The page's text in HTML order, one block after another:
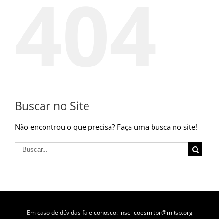
Buscar no Site
Não encontrou o que precisa? Faça uma busca no site!
Em caso de dúvidas fale conosco: inscricoesmitbr@mitsp.org